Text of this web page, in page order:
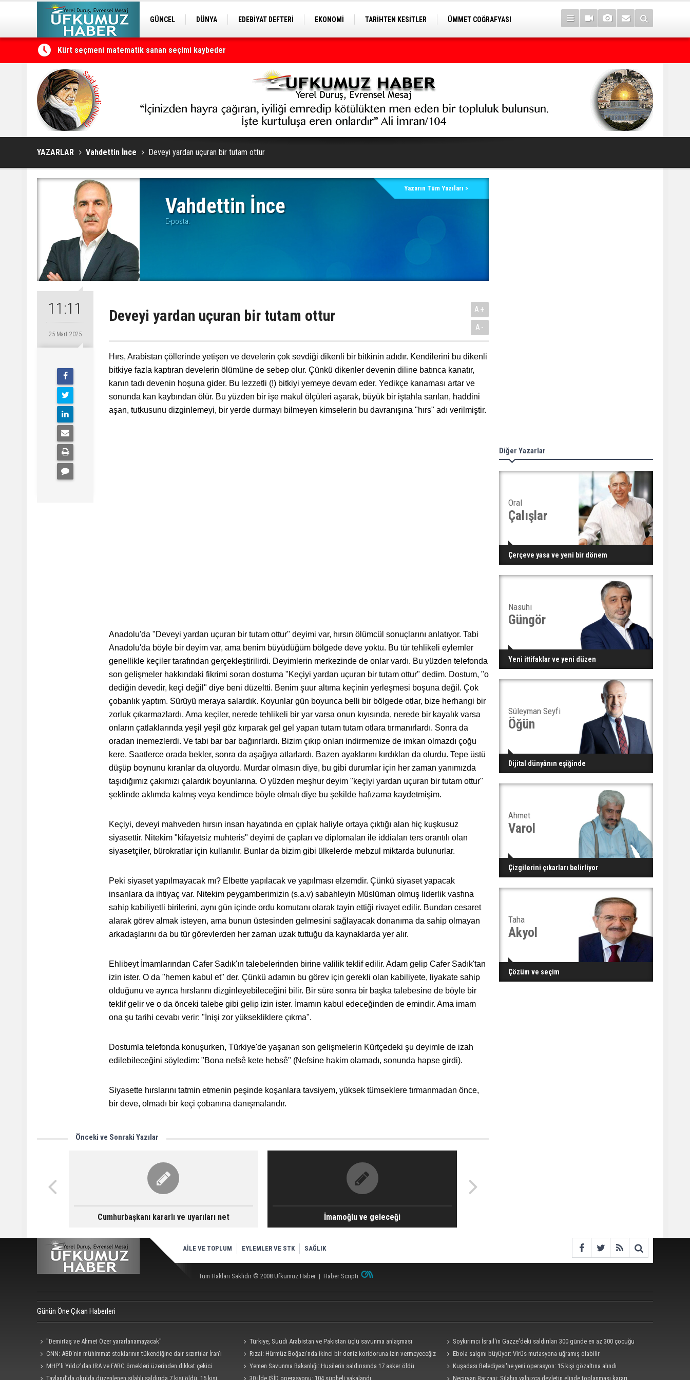
GÜNCEL DÜNYA EDEBİYAT DEFTERİ EKONOMİ TARİHTEN KESİTLER
ÜMMET COĞRAFYASI
Kürt seçmeni matematik sanan seçimi kaybeder
YAZARLAR Vahdettin İnce Deveyi yardan uçuran bir tutam ottur
Vahdettin İnce
E-posta:
Yazarın Tüm Yazıları >
11:11
25 Mart 2025
Deveyi yardan uçuran bir tutam ottur
A+
A-
Hırs, Arabistan çöllerinde yetişen ve develerin çok sevdiği dikenli bir bitkinin adıdır. Kendilerini bu dikenli
bitkiye fazla kaptıran develerin ölümüne de sebep olur. Çünkü dikenler devenin diline batınca kanatır,
kanın tadı devenin hoşuna gider. Bu lezzetli (!) bitkiyi yemeye devam eder. Yedikçe kanaması artar ve
sonunda kan kaybından ölür. Bu yüzden bir işe makul ölçüleri aşarak, büyük bir iştahla sarılan, haddini
aşan, tutkusunu dizginlemeyi, bir yerde durmayı bilmeyen kimselerin bu davranışına "hırs" adı verilmiştir.
Anadolu'da "Deveyi yardan uçuran bir tutam ottur" deyimi var, hırsın ölümcül sonuçlarını anlatıyor. Tabi
Anadolu'da böyle bir deyim var, ama benim büyüdüğüm bölgede deve yoktu. Bu tür tehlikeli eylemler
genellikle keçiler tarafından gerçekleştirilirdi. Deyimlerin merkezinde de onlar vardı. Bu yüzden telefonda
son gelişmeler hakkındaki fikrimi soran dostuma "Keçiyi yardan uçuran bir tutam ottur" dedim. Dostum, "o
dediğin devedir, keçi değil" diye beni düzeltti. Benim şuur altıma keçinin yerleşmesi boşuna değil. Çok
çobanlık yaptım. Sürüyü meraya salardık. Koyunlar gün boyunca belli bir bölgede otlar, bize herhangi bir
zorluk çıkarmazlardı. Ama keçiler, nerede tehlikeli bir yar varsa onun kıyısında, nerede bir kayalık varsa
onların çatlaklarında yeşil yeşil göz kırparak gel gel yapan tutam tutam otlara tırmanırlardı. Sonra da
oradan inemezlerdi. Ve tabi bar bar bağırırlardı. Bizim çıkıp onları indirmemize de imkan olmazdı çoğu
kere. Saatlerce orada bekler, sonra da aşağıya atlarlardı. Bazen ayaklarını kırdıkları da olurdu. Tepe üstü
düşüp boynunu kıranlar da oluyordu. Murdar olmasın diye, bu gibi durumlar için her zaman yanımızda
taşıdığımız çakımızı çalardık boyunlarına. O yüzden meşhur deyim "keçiyi yardan uçuran bir tutam ottur"
şeklinde aklımda kalmış veya kendimce böyle olmalı diye bu şekilde hafızama kaydetmişim.
Keçiyi, deveyi mahveden hırsın insan hayatında en çıplak haliyle ortaya çıktığı alan hiç kuşkusuz
siyasettir. Nitekim "kifayetsiz muhteris" deyimi de çapları ve diplomaları ile iddiaları ters orantılı olan
siyasetçiler, bürokratlar için kullanılır. Bunlar da bizim gibi ülkelerde mebzul miktarda bulunurlar.
Peki siyaset yapılmayacak mı? Elbette yapılacak ve yapılması elzemdir. Çünkü siyaset yapacak
insanlara da ihtiyaç var. Nitekim peygamberimizin (s.a.v) sabahleyin Müslüman olmuş liderlik vasfına
sahip kabiliyetli birilerini, aynı gün içinde ordu komutanı olarak tayin ettiği rivayet edilir. Bundan cesaret
alarak görev almak isteyen, ama bunun üstesinden gelmesini sağlayacak donanıma da sahip olmayan
arkadaşlarını da bu tür görevlerden her zaman uzak tuttuğu da kaynaklarda yer alır.
Ehlibeyt İmamlarından Cafer Sadık'ın talebelerinden birine valilik teklif edilir. Adam gelip Cafer Sadık'tan
izin ister. O da "hemen kabul et" der. Çünkü adamın bu görev için gerekli olan kabiliyete, liyakate sahip
olduğunu ve ayrıca hırslarını dizginleyebileceğini bilir. Bir süre sonra bir başka talebesine de böyle bir
teklif gelir ve o da önceki talebe gibi gelip izin ister. İmamın kabul edeceğinden de emindir. Ama imam
ona şu tarihi cevabı verir: "İnişi zor yüksekliklere çıkma".
Dostumla telefonda konuşurken, Türkiye'de yaşanan son gelişmelerin Kürtçedeki şu deyimle de izah
edilebileceğini söyledim: "Bona nefsê kete hebsê" (Nefsine hakim olamadı, sonunda hapse girdi).
Siyasette hırslarını tatmin etmenin peşinde koşanlara tavsiyem, yüksek tümseklere tırmanmadan önce,
bir deve, olmadı bir keçi çobanına danışmalarıdır.
Önceki ve Sonraki Yazılar
Cumhurbaşkanı kararlı ve uyarıları net İmamoğlu ve geleceği
Diğer Yazarlar
Oral
Çalışlar
Çerçeve yasa ve yeni bir dönem
Nasuhi
Güngör
Yeni ittifaklar ve yeni düzen
Süleyman Seyfi
Öğün
Dijital dünyânın eşiğinde
Ahmet
Varol
Çizgilerini çıkarları belirliyor
Taha
Akyol
Çözüm ve seçim
AİLE VE TOPLUM EYLEMLER VE STK SAĞLIK
Tüm Hakları Saklıdır © 2008 Ufkumuz Haber | Haber Scripti
Günün Öne Çıkan Haberleri
"Demirtaş ve Ahmet Özer yararlanamayacak"
Türkiye, Suudi Arabistan ve Pakistan üçlü savunma anlaşması
imzalayacak
Soykırımcı İsrail'in Gazze'deki saldırıları 300 günde en az 300 çocuğu
şehit etti
CNN: ABD'nin mühimmat stoklarının tükendiğine dair sızıntılar İran'ı
cesaretlendirebilir
Rızai: Hürmüz Boğazı'nda ikinci bir deniz koridoruna izin vermeyeceğiz
Ebola salgını büyüyor: Virüs mutasyona uğramış olabilir
MHP'li Yıldız’dan IRA ve FARC örnekleri üzerinden dikkat çekici
‘çerçeve yasa’ açıklaması
Yemen Savunma Bakanlığı: Husilerin saldırısında 17 asker öldü
Kuşadası Belediyesi'ne yeni operasyon: 15 kişi gözaltına alındı
Tayland’da okulda düzenlenen silahlı saldırıda 7 kişi öldü, 15 kişi
30 ilde IŞİD operasyonu: 104 şüpheli yakalandı Neçirvan Barzani: Silahın yalnızca devletin elinde toplanması kararı